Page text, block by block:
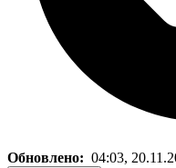
Обновлено: 04:03,